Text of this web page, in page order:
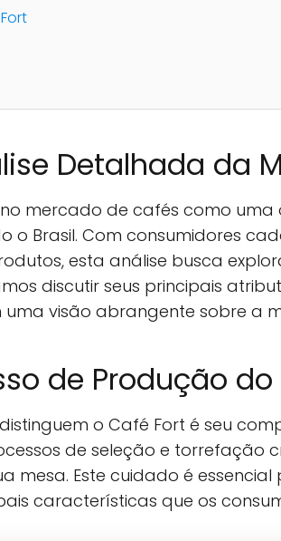
Detalhada da
mercado de cafés como
Brasil. Com consumidores
esta análise busca
discutir seus principais
uma visão abrangente sobre a
de Produção
o Café Fort é seu
de seleção e torrefação
mesa. Este cuidado é
características que os